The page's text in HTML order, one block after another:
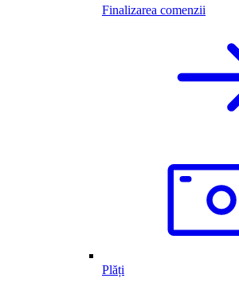
Finalizarea comenzii
Plăți